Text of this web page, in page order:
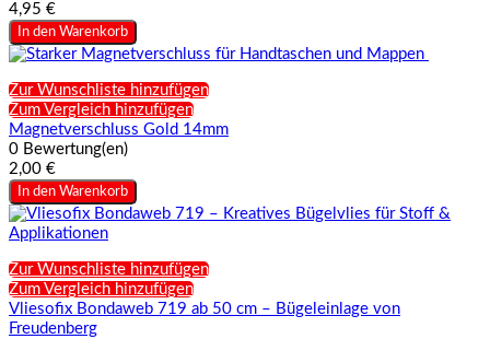
4,95 €
In den Warenkorb
Zur Wunschliste hinzufügen
Zum Vergleich hinzufügen
Magnetverschluss Gold 14mm
0 Bewertung(en)
2,00 €
In den Warenkorb
Zur Wunschliste hinzufügen
Zum Vergleich hinzufügen
Vliesofix Bondaweb 719 ab 50 cm – Bügeleinlage von
Freudenberg